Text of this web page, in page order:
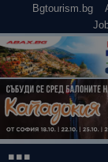
Bgtourism.bg